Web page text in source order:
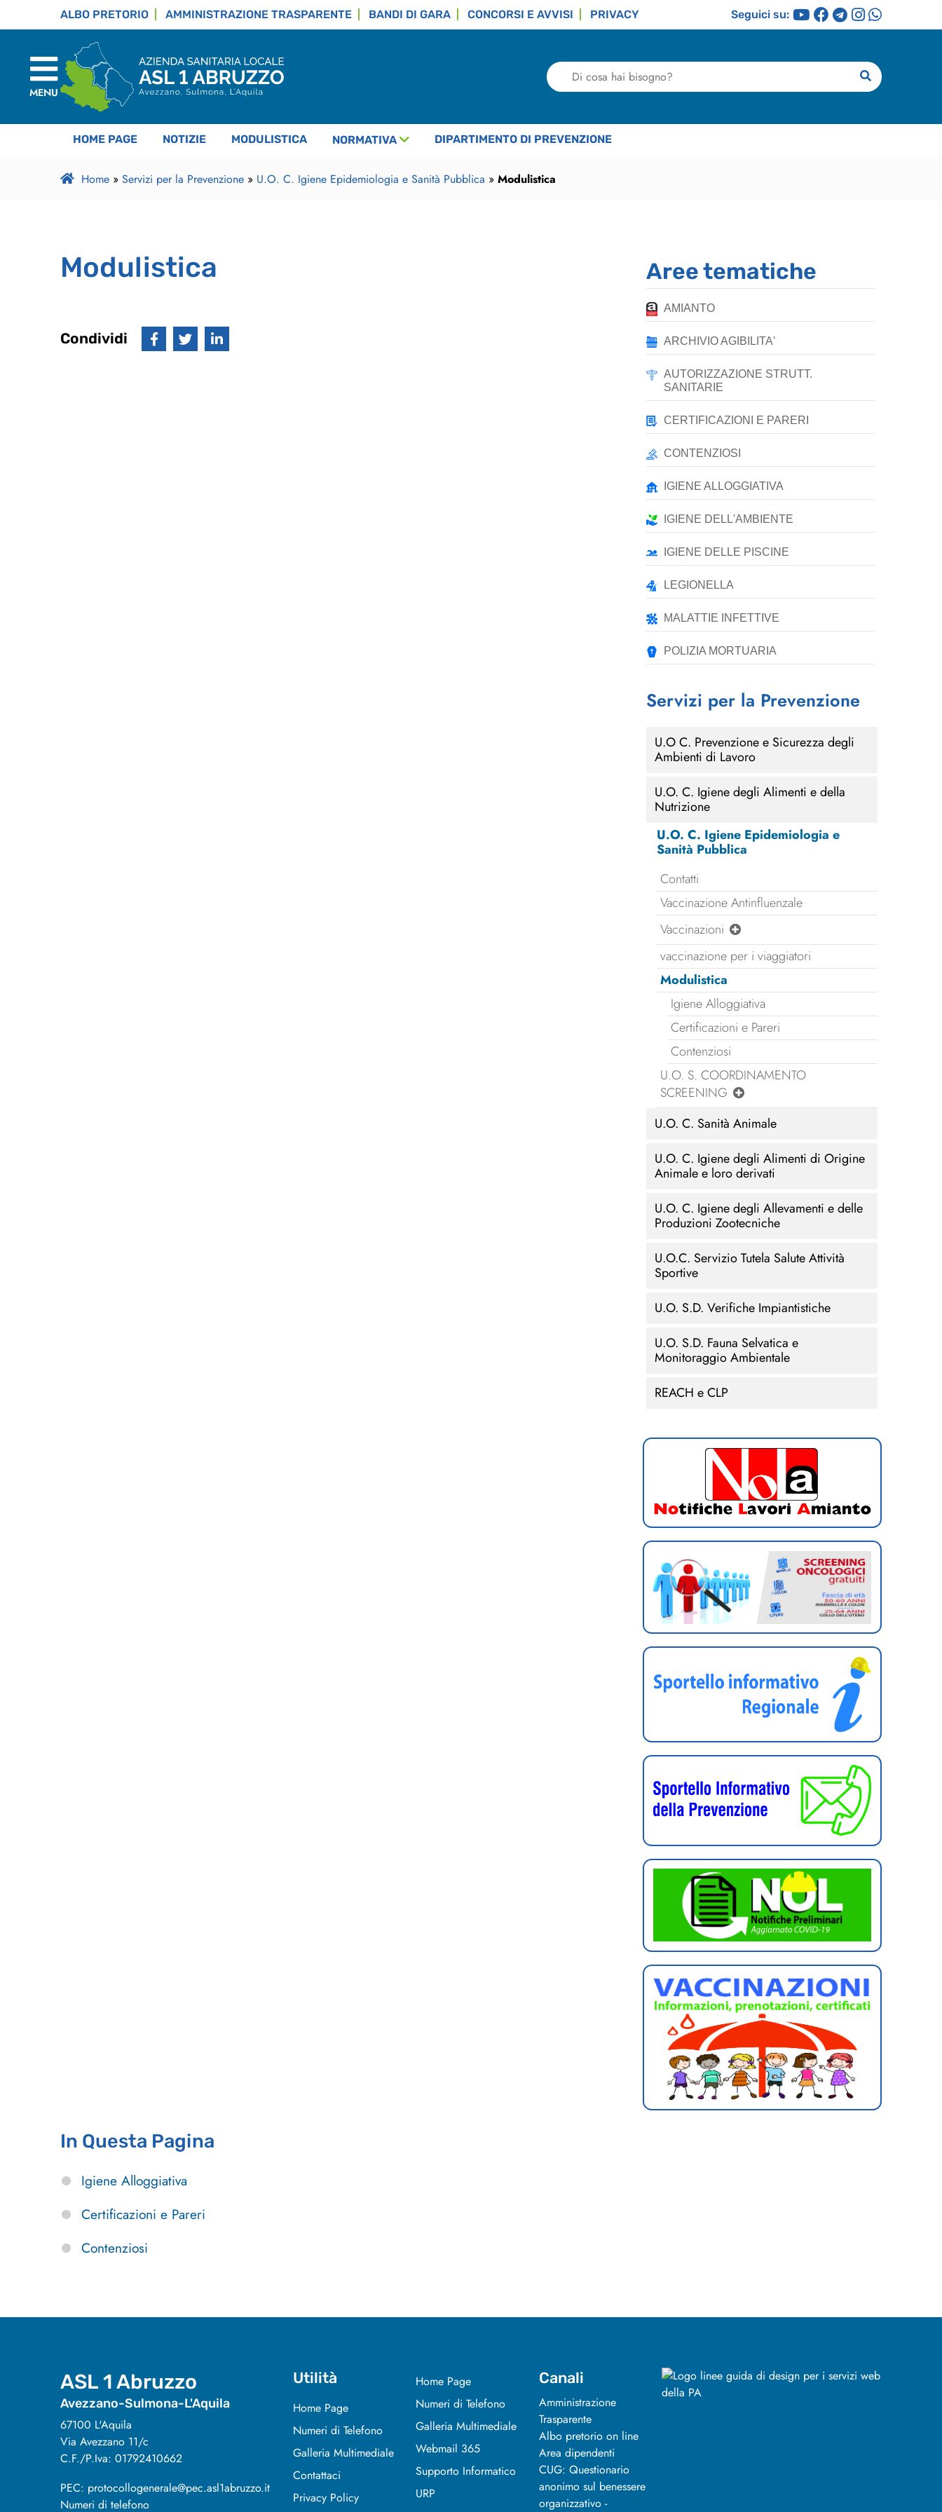
ALBO PRETORIO AMMINISTRAZIONE TRASPARENTE BANDI DI GARA CONCORSI E AVVISI PRIVACY Seguici su:
MENU
Di
cosa
bisogno?
ricerca
HOME PAGE NOTIZIE MODULISTICA NORMATIVA DIPARTIMENTO DI PREVENZIONE
Home» Servizi per la Prevenzione» U.O. C. Igiene Epidemiologia e Sanità Pubblica » Modulistica
Modulistica
Condividi
Aree tematiche
AMIANTO
ARCHIVIO AGIBILITA'
AUTORIZZAZIONE STRUTT.
SANITARIE
CERTIFICAZIONI E PARERI
CONTENZIOSI
IGIENE ALLOGGIATIVA
IGIENE DELL'AMBIENTE
IGIENE DELLE PISCINE
LEGIONELLA
MALATTIE INFETTIVE
POLIZIA MORTUARIA
Servizi per la Prevenzione
U.O C. Prevenzione e Sicurezza degli
Ambienti di Lavoro
U.O. C. Igiene degli Alimenti e della
Nutrizione
U.O. C. Igiene Epidemiologia e
Sanità Pubblica
Contatti
Vaccinazione Antinfluenzale
Vaccinazioni
vaccinazione per i viaggiatori
Modulistica
Igiene Alloggiativa
Certificazioni e Pareri
Contenziosi
U.O. S. COORDINAMENTO
SCREENING
U.O. C. Sanità Animale
U.O. C. Igiene degli Alimenti di Origine
Animale e loro derivati
U.O. C. Igiene degli Allevamenti e delle
Produzioni Zootecniche
U.O.C. Servizio Tutela Salute Attività
Sportive
U.O. S.D. Verifiche Impiantistiche
U.O. S.D. Fauna Selvatica e
Monitoraggio Ambientale
REACH e CLP
In Questa Pagina
Igiene Alloggiativa
Certificazioni e Pareri
Contenziosi
ASL 1 Abruzzo
Avezzano-Sulmona-L'Aquila
67100 L'Aquila
Via Avezzano 11/c
C.F./P.Iva: 01792410662
PEC: protocollogenerale@pec.asl1abruzzo.it
Numeri di telefono
Utilità
Home Page
Numeri di Telefono
Galleria Multimediale
Contattaci
Privacy Policy
Home Page
Numeri di Telefono
Galleria Multimediale
Webmail 365
Supporto Informatico
URP
Canali
Amministrazione
Trasparente
Albo pretorio on line
Area dipendenti
CUG: Questionario
anonimo sul benessere
organizzativo -